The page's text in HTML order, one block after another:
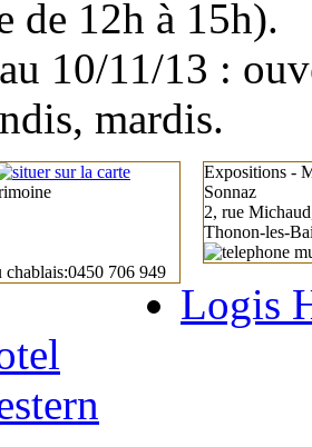
de 12h à 15h).
10/11/13 :
mardis.
:0450 706 949
Expositions -
Sonnaz
2, rue
Thonon-les-
Logis